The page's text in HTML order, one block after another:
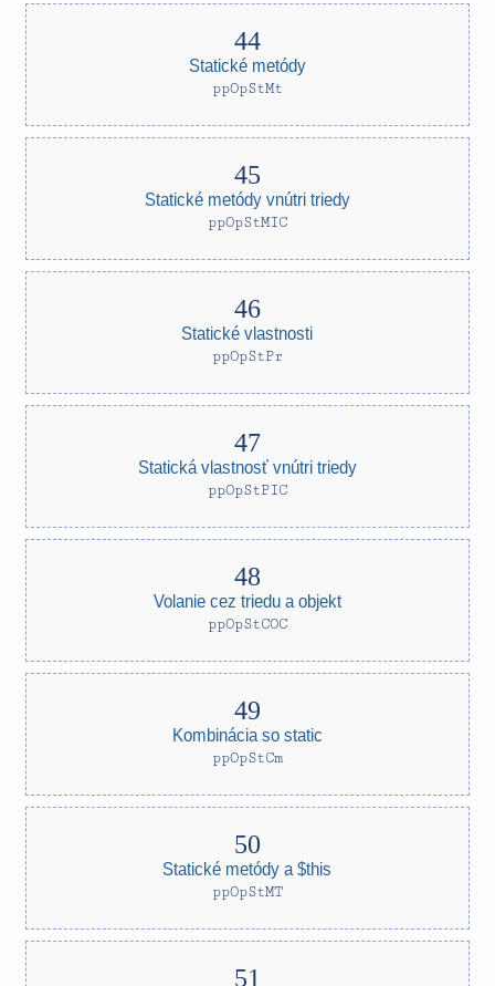
Statické metódy
ppOpStMt
Statické metódy vnútri triedy
ppOpStMIC
Statické vlastnosti
ppOpStPr
Statická vlastnosť vnútri triedy
ppOpStPIC
Volanie cez triedu a objekt
ppOpStCOC
Kombinácia so static
ppOpStCm
Statické metódy a $this
ppOpStMT